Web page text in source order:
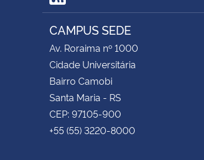
RSS
CAMPUS SEDE
Av. Roraima nº 1000
Cidade Universitária
Bairro Camobi
Santa Maria - RS
CEP: 97105-900
+55 (55) 3220-8000